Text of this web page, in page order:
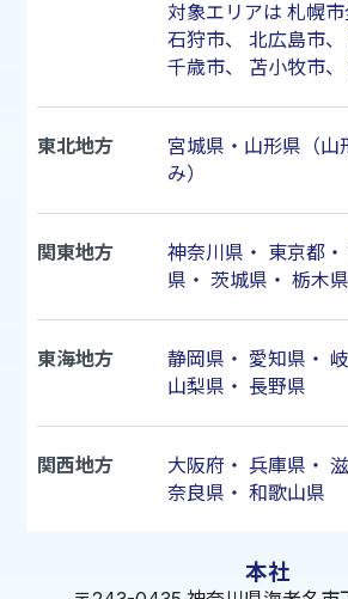
対象エリアは 札幌市
石狩市、 北広島市、
千歳市、 苫小牧市、
東北地方
宮城県・山形県（山
み）
関東地方 神奈川県 ・ 東京都・
県 ・ 茨城県 ・ 栃木県
東海地方 静岡県 ・ 愛知県 ・
山梨県 ・ 長野県
関西地方 大阪府 ・ 兵庫県 ・
奈良県 ・ 和歌山県
本社